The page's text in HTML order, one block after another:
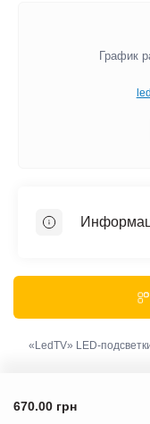
670.00 грн
График
Обмен и Возврат
Оплата
«LedTV» LED-